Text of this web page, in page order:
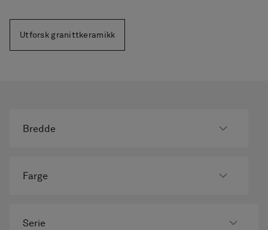
Utforsk granittkeramikk
Bredde
Farge
Serie